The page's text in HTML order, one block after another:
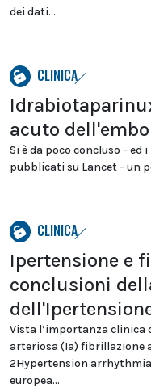
dei dati...
CLINICA
acuto
Si è da poco concluso -
pubblicati su Lancet - un
CLINICA
Ipertensione e
conclusioni
Vista l’importanza clinica
arteriosa (Ia) fibrillazione
2Hypertension
europea...